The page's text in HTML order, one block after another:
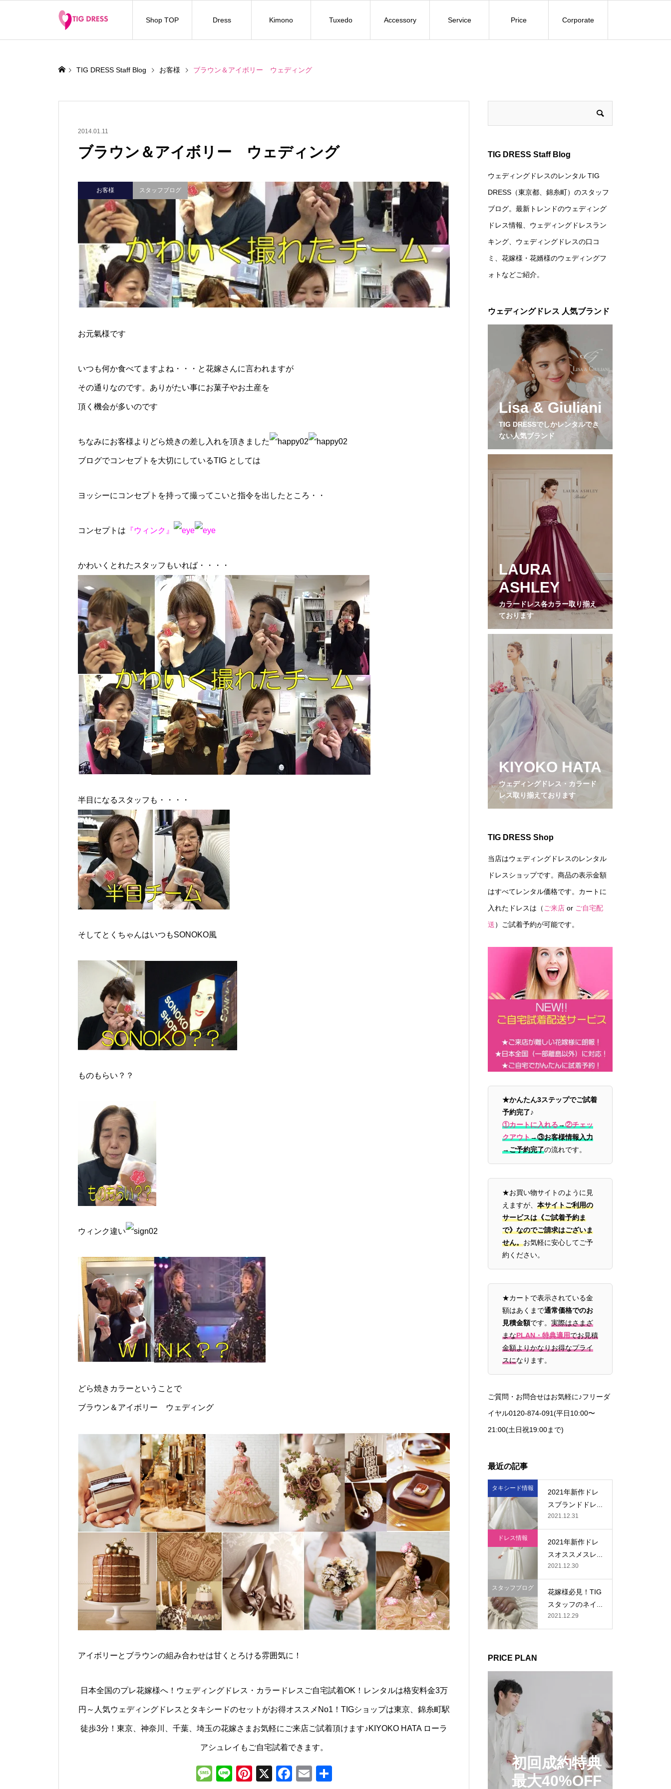
Shop TOP Dress Kimono Tuxedo Accessory Service Price Corporate
TIG DRESS Staff Blog お客様 ブラウン＆アイボリー ウェディング
2014.01.11
ブラウン＆アイボリー ウェディング
お客様 スタッフブログ
お元氣様です
いつも何か食べてますよね・・・と花嫁さんに言われますが
その通りなのです。ありがたい事にお菓子やお土産を
頂く機会が多いのです
ちなみにお客様よりどら焼きの差し入れを頂きました
ブログでコンセプトを大切にしているTIG としては
ヨッシーにコンセプトを持って撮ってこいと指令を出したところ・・
コンセプトは 『ウィンク』
かわいくとれたスタッフもいれば・・・・
半目になるスタッフも・・・・
そしてとくちゃんはいつもSONOKO風
ものもらい？？
ウィンク違い
どら焼きカラーということで
ブラウン＆アイボリー ウェディング
アイボリーとブラウンの組み合わせは甘くとろける雰囲気に！
日本全国のプレ花嫁様へ！ウェディングドレス・カラードレスご自宅試着OK！レンタルは格安料金3万
円～人気ウェディングドレスとタキシードのセットがお得オススメNo1！TIGショップは東京、錦糸町駅
徒歩3分！東京、神奈川、千葉、埼玉の花嫁さまお気軽にご来店ご試着頂けます♪KIYOKO HATA ローラ
アシュレイもご自宅試着できます。
M
Li
Pi
X
F
E
TIG DRESS Staff Blog
ウェディングドレスのレンタル TIG
DRESS（東京都、錦糸町）のスタッフ
ブログ。最新トレンドのウェディング
ドレス情報、ウェディングドレスラン
キング、ウェディングドレスの口コ
ミ、花嫁様・花婿様のウェディングフ
ォトなどご紹介。
ウェディングドレス 人気ブランド
Lisa & Giuliani
TIG DRESSでしかレンタルでき
ない人気ブランド
LAURA
ASHLEY
カラードレス各カラー取り揃え
ております
KIYOKO HATA
ウェディングドレス・カラード
レス取り揃えております
TIG DRESS Shop
当店はウェディングドレスのレンタル
ドレスショップです。商品の表示金額
はすべてレンタル価格です。カートに
入れたドレスは（ ご来店 or ご自宅配
送）ご試着予約が可能です。
★かんたん3ステップでご試着
予約完了♪
①カートに入れる→②チェッ
クアウト→③お客様情報入力
→ご予約完了の流れです。
★お買い物サイトのように見
えますが、 本サイトご利用の
サービスは《ご試着予約ま
で》なのでご請求はございま
せん。お気軽に安心してご予
約ください。
★カートで表示されている金
額はあくまで通常価格でのお
見積金額です。 実際はさまざ
まなPLAN・特典適用でお見積
金額よりかなりお得なプライ
スになります。
ご質問・お問合せはお気軽に♪フリーダ
イヤル0120-874-091(平日10:00〜
21:00(土日祝19:00まで)
最近の記事
2021年新作ドレ
スブランドドレ...
2021.12.31
タキシード情報
2021年新作ドレ
スオススメスレ...
2021.12.30
ドレス情報
花嫁様必見！TIG
スタッフのネイ...
2021.12.29
スタッフブログ
PRICE PLAN
初回成約特典
最大40%OFF